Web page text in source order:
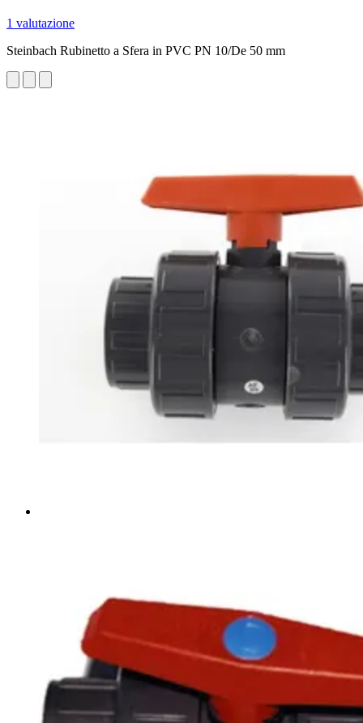
1 valutazione
Steinbach Rubinetto a Sfera in PVC PN 10/De 50 mm